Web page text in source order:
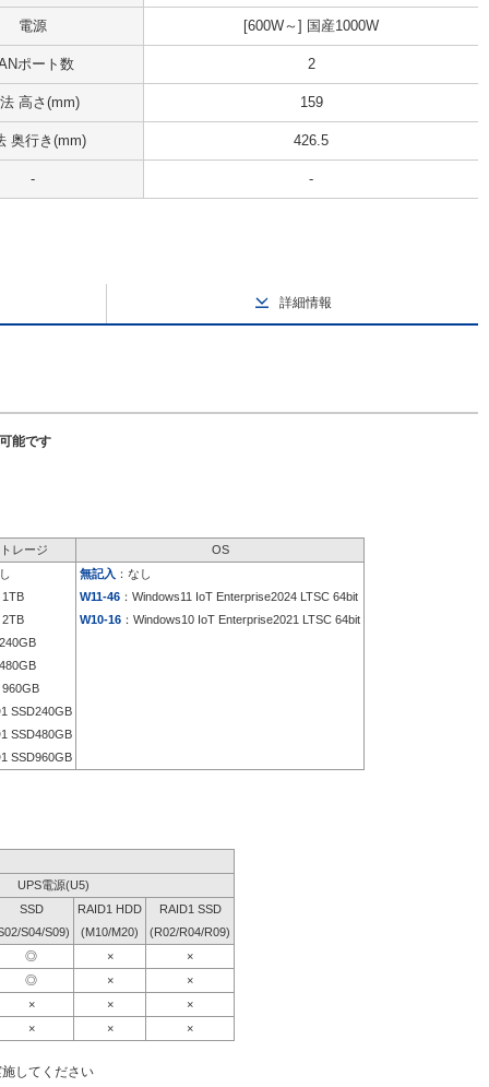
電源 [600W～] 国産1000W
ポート数 2
高さ(mm) 159
奥行き(mm) 426.5
- -
詳細情報
能です
レージ OS
無記入 ：なし
1TB W11-46 ：Windows11 IoT Enterprise2024 LTSC 64bit
2TB W10-16 ：Windows10 IoT Enterprise2021 LTSC 64bit
960GB
SSD240GB
SSD480GB
SSD960GB
UPS電源(U5)
SSD RAID1 HDD
RAID1 SSD
S04/S09) (M10/M20)
(R02/R04/R09)
◎ ×
×
◎ ×
×
× ×
×
× × ×
してください